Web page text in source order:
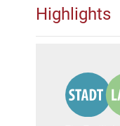
Highlights